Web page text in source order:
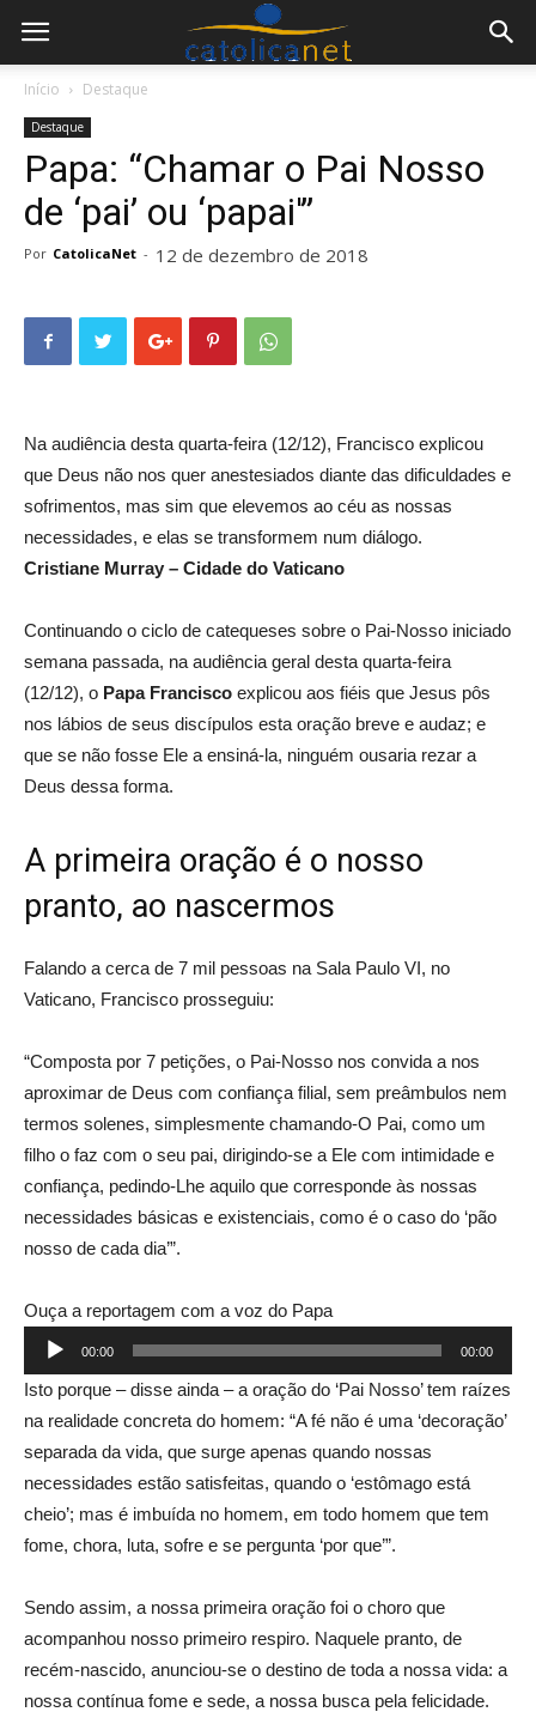
Início Destaque
Destaque
Papa: “Chamar o Pai Nosso
de ‘pai’ ou ‘papai'”
Por CatolicaNet - 12 de dezembro de 2018
Na audiência desta quarta-feira (12/12), Francisco explicou
que Deus não nos quer anestesiados diante das dificuldades e
sofrimentos, mas sim que elevemos ao céu as nossas
necessidades, e elas se transformem num diálogo.
Cristiane Murray – Cidade do Vaticano
Continuando o ciclo de catequeses sobre o Pai-Nosso iniciado
semana passada, na audiência geral desta quarta-feira
(12/12), o Papa Francisco explicou aos fiéis que Jesus pôs
nos lábios de seus discípulos esta oração breve e audaz; e
que se não fosse Ele a ensiná-la, ninguém ousaria rezar a
Deus dessa forma.
A primeira oração é o nosso
pranto, ao nascermos
Falando a cerca de 7 mil pessoas na Sala Paulo VI, no
Vaticano, Francisco prosseguiu:
“Composta por 7 petições, o Pai-Nosso nos convida a nos
aproximar de Deus com confiança filial, sem preâmbulos nem
termos solenes, simplesmente chamando-O Pai, como um
filho o faz com o seu pai, dirigindo-se a Ele com intimidade e
confiança, pedindo-Lhe aquilo que corresponde às nossas
necessidades básicas e existenciais, como é o caso do ‘pão
nosso de cada dia’”.
Ouça a reportagem com a voz do Papa
Tocador
de
áudio
00:00 00:00
Isto porque – disse ainda – a oração do ‘Pai Nosso’ tem raízes
na realidade concreta do homem: “A fé não é uma ‘decoração’
separada da vida, que surge apenas quando nossas
necessidades estão satisfeitas, quando o ‘estômago está
cheio’; mas é imbuída no homem, em todo homem que tem
fome, chora, luta, sofre e se pergunta ‘por que’”.
Sendo assim, a nossa primeira oração foi o choro que
acompanhou nosso primeiro respiro. Naquele pranto, de
recém-nascido, anunciou-se o destino de toda a nossa vida: a
nossa contínua fome e sede, a nossa busca pela felicidade.